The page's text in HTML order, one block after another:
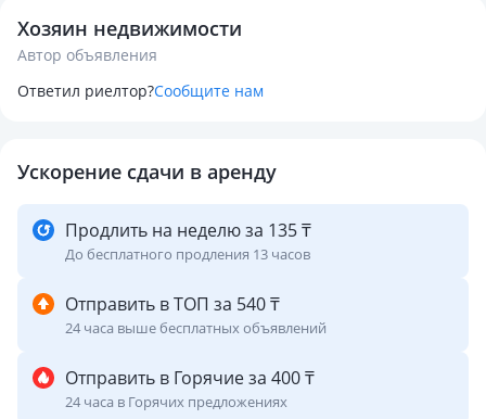
сб-вс цена по дороже !
Хозяин недвижимости
Автор объявления
Ответил риелтор?Сообщите нам
Ускорение сдачи в аренду
Продлить на неделю за 135 ₸
До бесплатного продления 13 часов
Отправить в ТОП за 540 ₸
24 часа выше бесплатных объявлений
Отправить в Горячие за 400 ₸
24 часа в Горячих предложениях